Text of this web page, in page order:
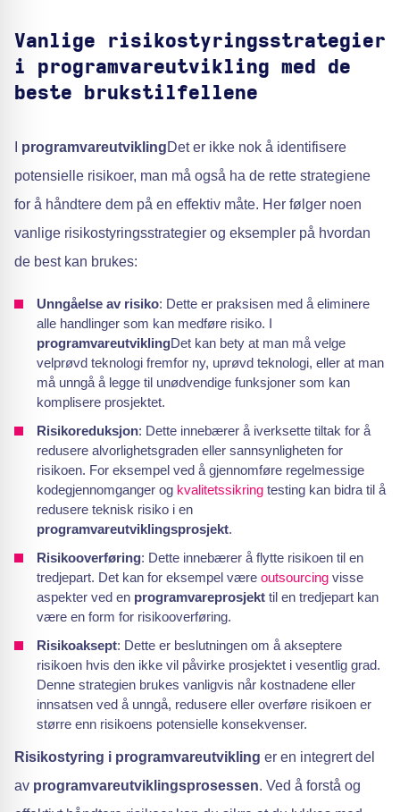
Vanlige risikostyringsstrategier
i programvareutvikling med de
beste brukstilfellene
programvareutviklingDet er ikke nok å identifisere
potensielle risikoer, man må også ha de rette strategiene
for å håndtere dem på en effektiv måte. Her følger noen
vanlige risikostyringsstrategier og eksempler på hvordan
de best kan brukes:
Unngåelse av risiko: Dette er praksisen med å eliminere
alle handlinger som kan medføre risiko. I
programvareutviklingDet kan bety at man må velge
velprøvd teknologi fremfor ny, uprøvd teknologi, eller at man
må unngå å legge til unødvendige funksjoner som kan
komplisere prosjektet.
Risikoreduksjon: Dette innebærer å iverksette tiltak for å
redusere alvorlighetsgraden eller sannsynligheten for
risikoen. For eksempel ved å gjennomføre regelmessige
kodegjennomganger og kvalitetssikring testing kan bidra til å
redusere teknisk risiko i en
programvareutviklingsprosjekt.
Risikooverføring: Dette innebærer å flytte risikoen til en
tredjepart. Det kan for eksempel være outsourcing visse
aspekter ved en programvareprosjekt til en tredjepart kan
være en form for risikooverføring.
Risikoaksept: Dette er beslutningen om å akseptere
risikoen hvis den ikke vil påvirke prosjektet i vesentlig grad.
Denne strategien brukes vanligvis når kostnadene eller
innsatsen ved å unngå, redusere eller overføre risikoen er
større enn risikoens potensielle konsekvenser.
Risikostyring i programvareutvikling er en integrert del
av programvareutviklingsprosessen. Ved å forstå og